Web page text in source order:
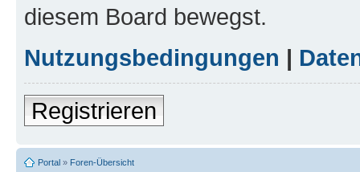
diesem Board bewegst.
Nutzungsbedingungen |
Registrieren
Portal » Foren-Übersicht